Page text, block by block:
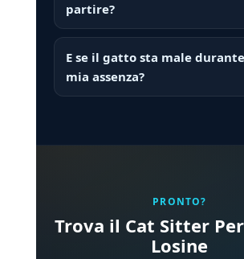
partire?
E se il gatto sta male
mia assenza?
PRONTO?
Trova il Cat Sitter
Losine